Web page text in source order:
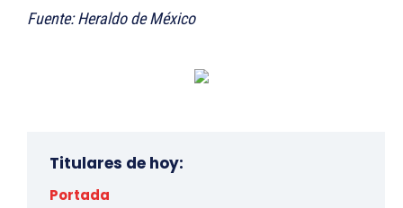
Fuente: Heraldo de México
Titulares de hoy:
Portada